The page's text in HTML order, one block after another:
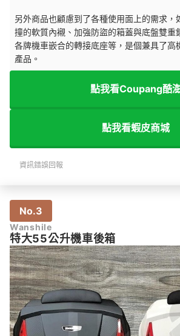
另外商品也顧慮到了各種使用面上的需求，
撞的軟質內襯、加強防盜的箱蓋與底盤雙重
各牌機車嵌合的轉接底座等，是個兼具了高
產品。
點我看Coupang酷
點我看蝦皮商城
資訊錯誤回報
No.3
Wanshile
特大55公升機車後箱